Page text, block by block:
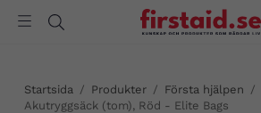
Startsida / Produkter / Första hjälpen /
Akutryggsäck (tom), Röd - Elite Bags